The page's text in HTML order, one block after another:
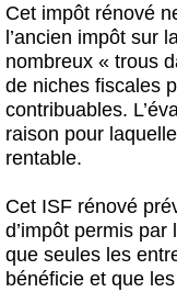
Cet impôt rénové
l’ancien impôt sur
nombreux « trous
de niches fiscales
contribuables.
raison pour
rentable.
Cet ISF rénové
d’impôt permis par
que seules les
bénéficie et que